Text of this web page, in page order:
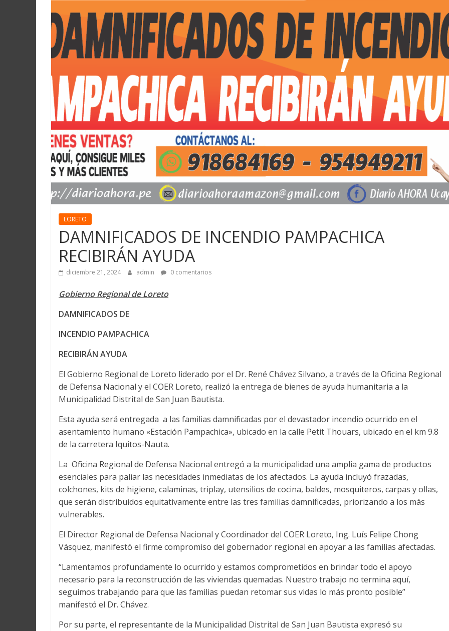
LORETO
DAMNIFICADOS DE INCENDIO PAMPACHICA
RECIBIRÁN AYUDA
diciembre 21, 2024 admin 0 comentarios
Gobierno Regional de Loreto
DAMNIFICADOS DE
INCENDIO PAMPACHICA
RECIBIRÁN AYUDA
El Gobierno Regional de Loreto liderado por el Dr. René Chávez Silvano, a través de la Oficina Regional
de Defensa Nacional y el COER Loreto, realizó la entrega de bienes de ayuda humanitaria a la
Municipalidad Distrital de San Juan Bautista.
Esta ayuda será entregada a las familias damnificadas por el devastador incendio ocurrido en el
asentamiento humano «Estación Pampachica», ubicado en la calle Petit Thouars, ubicado en el km 9.8
de la carretera Iquitos-Nauta.
La Oficina Regional de Defensa Nacional entregó a la municipalidad una amplia gama de productos
esenciales para paliar las necesidades inmediatas de los afectados. La ayuda incluyó frazadas,
colchones, kits de higiene, calaminas, triplay, utensilios de cocina, baldes, mosquiteros, carpas y ollas,
que serán distribuidos equitativamente entre las tres familias damnificadas, priorizando a los más
vulnerables.
El Director Regional de Defensa Nacional y Coordinador del COER Loreto, Ing. Luís Felipe Chong
Vásquez, manifestó el firme compromiso del gobernador regional en apoyar a las familias afectadas.
“Lamentamos profundamente lo ocurrido y estamos comprometidos en brindar todo el apoyo
necesario para la reconstrucción de las viviendas quemadas. Nuestro trabajo no termina aquí,
seguimos trabajando para que las familias puedan retomar sus vidas lo más pronto posible”
manifestó el Dr. Chávez.
Por su parte, el representante de la Municipalidad Distrital de San Juan Bautista expresó su